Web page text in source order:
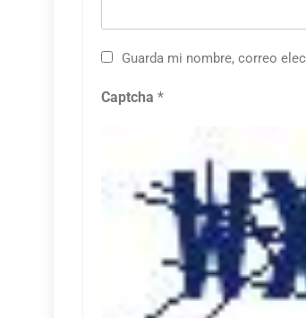
Guarda mi nombre, correo
Captcha *